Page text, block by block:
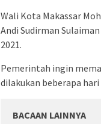
Wali Kota Makassar
Andi Sudirman
2021.
Pemerintah ingin
dilakukan beberapa
BACAAN LAINNYA